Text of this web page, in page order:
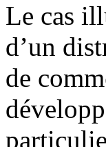
Le cas
d’un
de